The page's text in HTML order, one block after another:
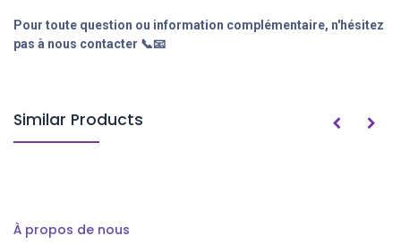
Pour toute question ou information complémentaire, n'hésitez
pas à nous contacter 📞📧
Similar Products
À propos de nous